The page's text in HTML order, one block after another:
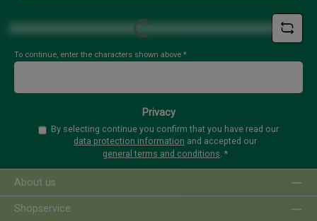
Loading...
To continue, enter the characters shown above *
Privacy
data protection information
general terms and conditions .*
About us
Shopservice